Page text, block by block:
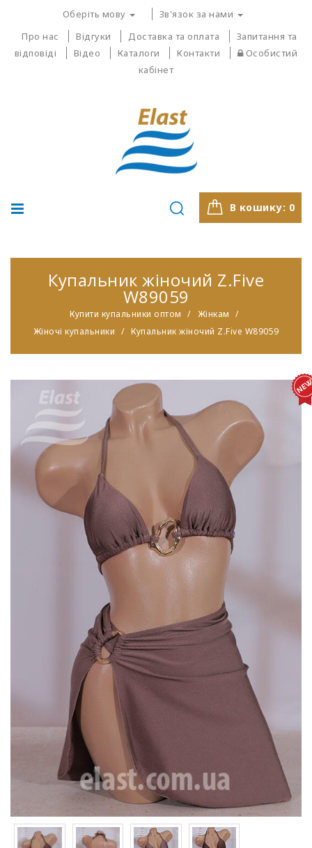
Оберіть мову
Зв'язок за нами
Про нас
Відгуки Доставка та оплата
Запитання та
відповіді
Відео Каталоги Контакти
Особистий
кабінет
В кошику: 0
Купальник жіночий Z.Five
W89059
Купити купальники оптом
Жінкам
Жіночі купальники
Купальник жіночий Z.Five W89059